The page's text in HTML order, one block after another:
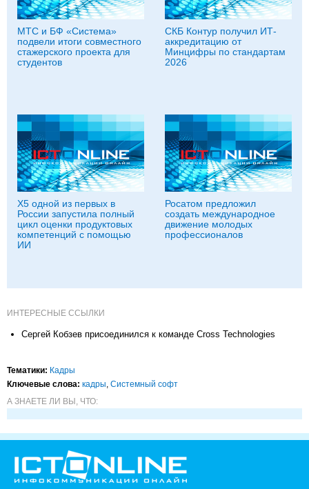
МТС и БФ «Система»
подвели итоги совместного
стажерского проекта для
студентов
СКБ Контур получил ИТ-
аккредитацию от
Минцифры по стандартам
2026
X5 одной из первых в
России запустила полный
цикл оценки продуктовых
компетенций с помощью
ИИ
Росатом предложил
создать международное
движение молодых
профессионалов
ИНТЕРЕСНЫЕ ССЫЛКИ
Сергей Кобзев присоединился к команде Cross Technologies
Тематики: Кадры
Ключевые слова: кадры, Системный софт
А ЗНАЕТЕ ЛИ ВЫ, ЧТО: